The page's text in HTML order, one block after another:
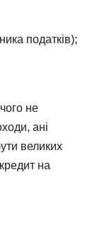
податків);
не
ані
великих
на